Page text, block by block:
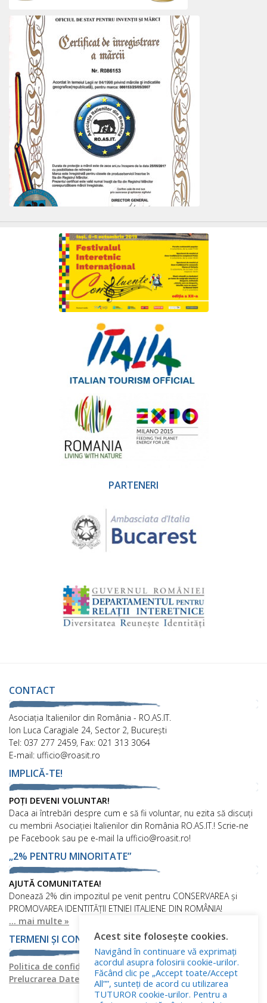
PARTENERI
CONTACT
Asociaţia Italienilor din România - RO.AS.IT.
Ion Luca Caragiale 24, Sector 2, București
Tel: 037 277 2459, Fax: 021 313 3064
E-mail: ufficio@roasit.ro
IMPLICĂ-TE!
POȚI DEVENI VOLUNTAR!
Daca ai întrebări despre cum e să fii voluntar, nu ezita să discuți
cu membrii Asociației Italienilor din România RO.AS.IT.! Scrie-ne
pe Facebook sau pe e-mail la ufficio@roasit.ro!
„2% PENTRU MINORITATE”
AJUTĂ COMUNITATEA!
Donează 2% din impozitul pe venit pentru CONSERVAREA și
PROMOVAREA IDENTITĂȚII ETNIEI ITALIENE DIN ROMÂNIA!
... mai multe »
TERMENI ȘI CONDIȚII
Politica de confidențialitatePolitica privind fișierele cookies
Prelucrarea Datelor cu Caracter Personal
Acest site folosește cookies.
Navigând în continuare vă exprimați
acordul asupra folosirii cookie-urilor.
Făcând clic pe „Accept toate/Accept
All””, sunteți de acord cu utilizarea
TUTUROR cookie-urilor. Pentru a